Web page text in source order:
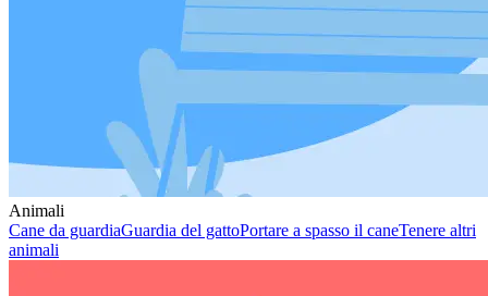
Animali
Cane da guardiaGuardia del gattoPortare a spasso il caneTenere altri
animali